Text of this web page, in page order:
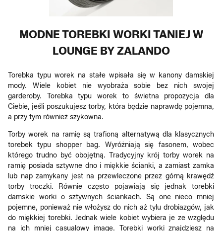
MODNE TOREBKI WORKI TANIEJ W
LOUNGE BY ZALANDO
Torebka typu worek na stałe wpisała się w kanony damskiej
mody. Wiele kobiet nie wyobraża sobie bez nich swojej
garderoby. Torebka typu worek to świetna propozycja dla
Ciebie, jeśli poszukujesz torby, która będzie naprawdę pojemna,
a przy tym również szykowna.
Torby worek na ramię są trafioną alternatywą dla klasycznych
torebek typu shopper bag. Wyróżniają się fasonem, wobec
którego trudno być obojętną. Tradycyjny krój torby worek na
ramię posiada sztywne dno i miękkie ścianki, a zamiast zamka
lub nap zamykany jest na przewleczone przez górną krawędź
torby troczki. Równie często pojawiają się jednak torebki
damskie worki o sztywnych ściankach. Są one nieco mniej
pojemne, ponieważ nie włożysz do nich aż tylu drobiazgów, jak
do miękkiej torebki. Jednak wiele kobiet wybiera je ze względu
na ich mniej casualowy image. Torebki worki znajdziesz na